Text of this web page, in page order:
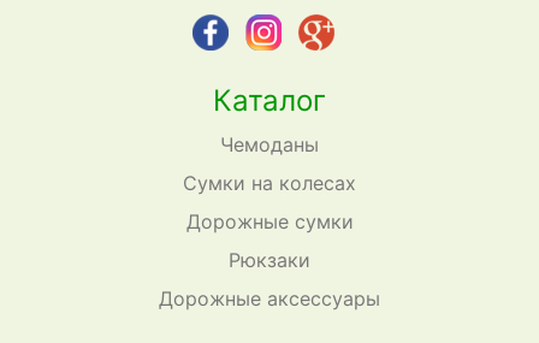
Каталог
Чемоданы
Сумки на колесах
Дорожные сумки
Рюкзаки
Дорожные аксессуары